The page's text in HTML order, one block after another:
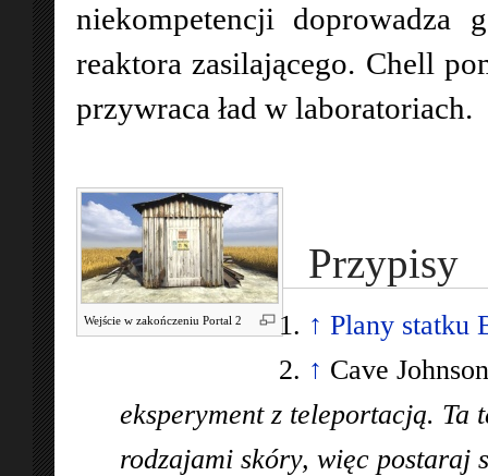
niekompetencji doprowadza
reaktora zasilającego. Chell
przywraca ład w laboratoriach.
Wejście w zakończeniu Portal 2
Przypisy
↑ Plany statku
↑ Cave
eksperyment z teleportacją. Ta
rodzajami skóry, więc postaraj